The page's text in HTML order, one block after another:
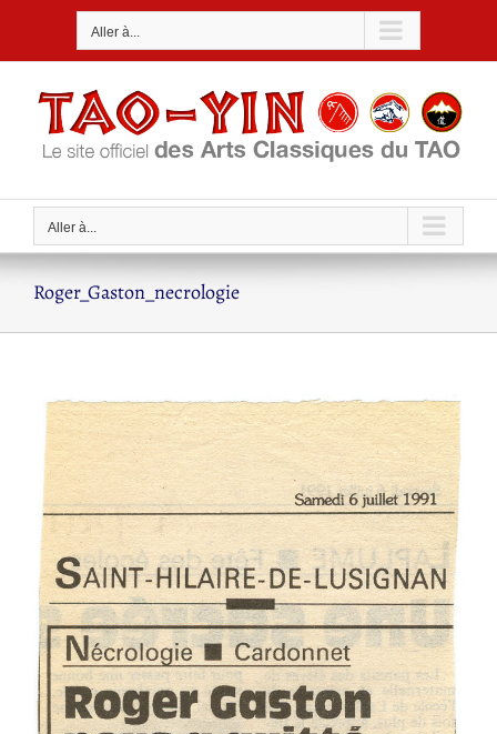
Aller à...
Aller à...
Roger_Gaston_necrologie